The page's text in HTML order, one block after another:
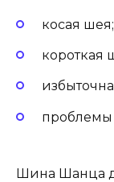
косая шея;
короткая
проблемы
Шина Шанца